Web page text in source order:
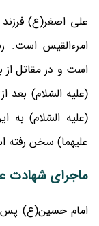
علی اصغر(ع)
امرءالقیس است.
است و در مقاتل از
(علیه السّلام) بعد
(علیه السّلام) به
علیهما) سخن رفته
ماجرای شهادت
امام حسین(ع) پس